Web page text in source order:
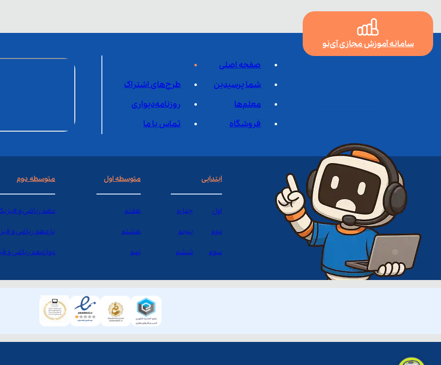
سامانه آموزش مجازی آی‌نو
صفحه اصلی
شما پرسیدین
طرح‌های اشتراک
معلم‌ها
روزنامه‌دیواری
فروشگاه
تماس با ما
ابتدایی
اول چهارم
دوم پنجم
سوم ششم
متوسطه اول
هفتم
هشتم
نهم
متوسطه دوم
دهم ریاضی و
یازدهم ریاضی و
دوازدهم ریاضی و